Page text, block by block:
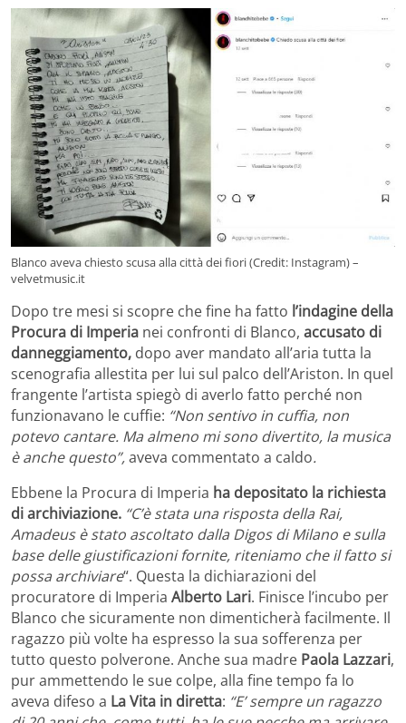
Blanco aveva chiesto scusa alla città dei fiori (Credit: Instagram) –
velvetmusic.it
Dopo tre mesi si scopre che fine ha fatto l’indagine della
Procura di Imperia nei confronti di Blanco, accusato di
danneggiamento, dopo aver mandato all’aria tutta la
scenografia allestita per lui sul palco dell’Ariston. In quel
frangente l’artista spiegò di averlo fatto perché non
funzionavano le cuffie: “Non sentivo in cuffia, non
potevo cantare. Ma almeno mi sono divertito, la musica
è anche questo”,aveva commentato a caldo.
Ebbene la Procura di Imperia ha depositato la richiesta
di archiviazione. “C’è stata una risposta della Rai,
Amadeus è stato ascoltato dalla Digos di Milano e sulla
base delle giustificazioni fornite, riteniamo che il fatto si
possa archiviare“. Questa la dichiarazioni del
procuratore di Imperia Alberto Lari. Finisce l’incubo per
Blanco che sicuramente non dimenticherà facilmente. Il
ragazzo più volte ha espresso la sua sofferenza per
tutto questo polverone. Anche sua madre Paola Lazzari,
pur ammettendo le sue colpe, alla fine tempo fa lo
aveva difeso a La Vita in diretta: “E’ sempre un ragazzo